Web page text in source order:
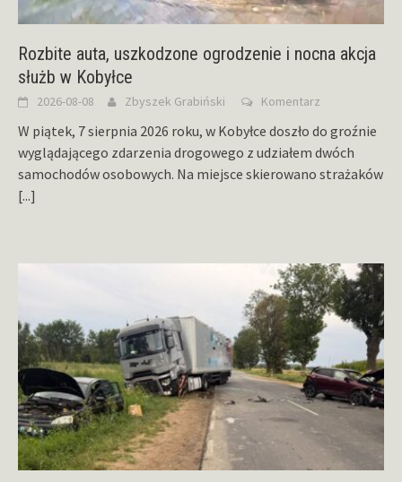
Rozbite auta, uszkodzone ogrodzenie i nocna akcja
służb w Kobyłce
2026-08-08 Zbyszek Grabiński Komentarz
W piątek, 7 sierpnia 2026 roku, w Kobyłce doszło do groźnie
wyglądającego zdarzenia drogowego z udziałem dwóch
samochodów osobowych. Na miejsce skierowano strażaków
[...]